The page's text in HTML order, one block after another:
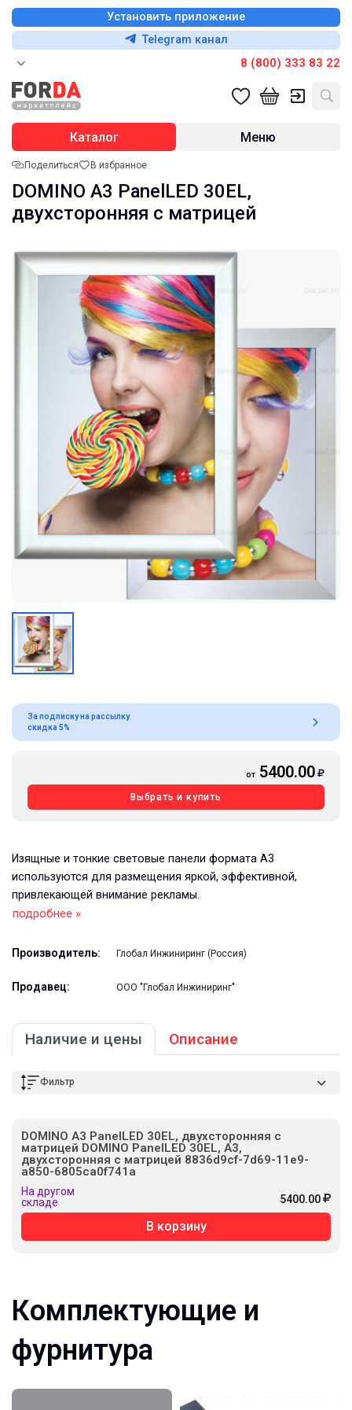
Установить приложение
Telegram канал
8 (800) 333 83 22
Каталог Меню
Поделиться В избранное
DOMINO А3 PanelLED 30EL,
двухсторонняя с матрицей
За подписку на рассылку
скидка 5%
от 5400.00
Выбрать и купить
Изящные и тонкие световые панели формата А3
используются для размещения яркой, эффективной,
привлекающей внимание рекламы.
подробнее »
Производитель: Глобал Инжиниринг (Россия)
Продавец: ООО "Глобал Инжиниринг"
Наличие и цены Описание
Фильтр
DOMINO А3 PanelLED 30EL, двухсторонняя с
матрицей DOMINO PanelLED 30EL, А3,
двухсторонняя с матрицей 8836d9cf-7d69-11e9-
a850-6805ca0f741a
На другом
складе
5400.00
В корзину
Комплектующие и
фурнитура